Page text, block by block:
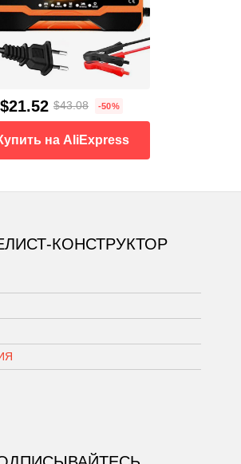
$21.52 $43.08 -50%
на AliExpress
КОНСТРУКТОР